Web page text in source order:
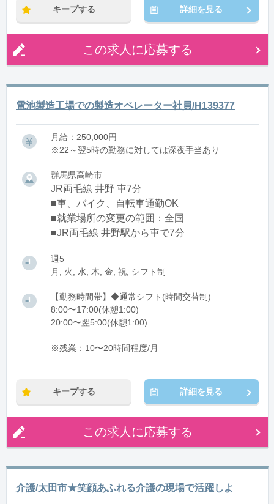
キープする 詳細を見る
この求人に応募する
電池製造工場での製造オペレーター社員/H139377
月給：250,000円
※22～翌5時の勤務に対しては深夜手当あり
群馬県高崎市
JR両毛線 井野 車7分
■車、バイク、自転車通勤OK
■就業場所の変更の範囲：全国
■JR両毛線 井野駅から車で7分
週5
月, 火, 水, 木, 金, 祝, シフト制
【勤務時間帯】◆通常シフト(時間交替制)
8:00〜17:00(休憩1:00)
20:00〜翌5:00(休憩1:00)
※残業：10〜20時間程度/月
キープする 詳細を見る
この求人に応募する
介護/太田市★笑顔あふれる介護の現場で活躍しよ